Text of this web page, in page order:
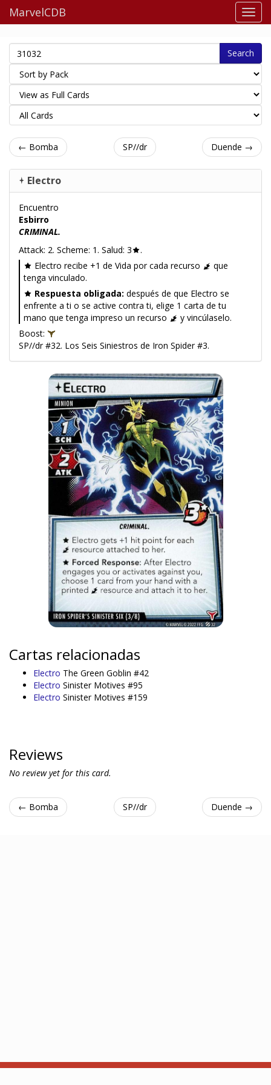
MarvelCDB
Search
← Bomba SP//dr Duende →
Electro
Encuentro
Esbirro
CRIMINAL.
Attack: 2. Scheme: 1. Salud: 3
.
Electro recibe +1 de Vida por cada recurso
que
tenga vinculado.
Respuesta obligada: después de que Electro se
enfrente a ti o se active contra ti, elige 1 carta de tu
mano que tenga impreso un recurso
y vincúlaselo.
Boost:
SP//dr #32. Los Seis Siniestros de Iron Spider #3.
Cartas relacionadas
Electro The Green Goblin #42
Electro Sinister Motives #95
Electro Sinister Motives #159
Reviews
No review yet for this card.
← Bomba SP//dr Duende →